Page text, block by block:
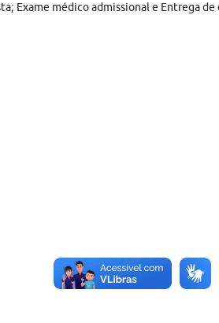
Exame médico admissional e Entrega